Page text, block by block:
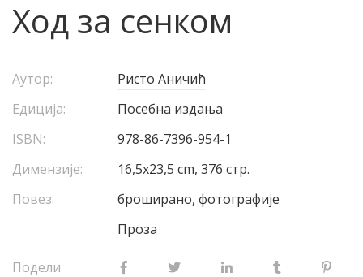
Ход за сенком
Аутор:
Ристо Аничић
Едиција:
Посебна издања
ISBN:
978-86-7396-954-1
Димензије:
16,5x23,5 cm, 376 стр.
Повез:
броширано, фотографије
Проза
Подели